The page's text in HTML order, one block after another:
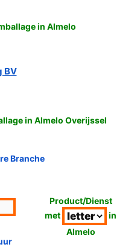
in Almelo
BV
in Almelo Overijssel
Branche
Product/Dienst
met
in
Almelo